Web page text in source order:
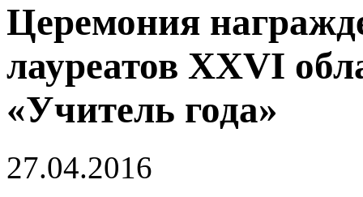
Церемония
лауреатов XXVI
«Учитель года»
27.04.2016